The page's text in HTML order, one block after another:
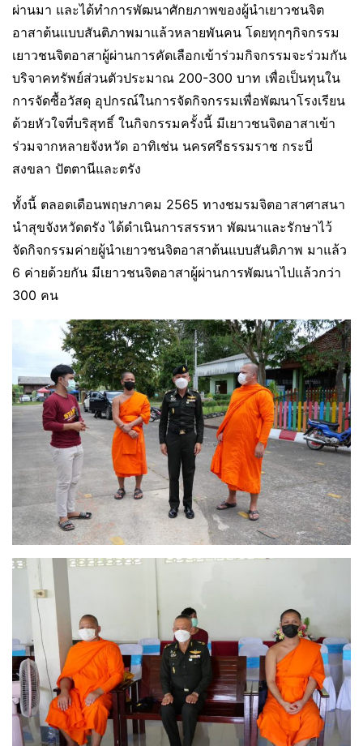
ผ่านมา และได้ทำการพัฒนาศักยภาพของผู้นำเยาวชนจิต
อาสาต้นแบบสันติภาพมาแล้วหลายพันคน โดยทุกๆกิจกรรม
เยาวชนจิตอาสาผู้ผ่านการคัดเลือกเข้าร่วมกิจกรรมจะร่วมกัน
บริจาคทรัพย์ส่วนตัวประมาณ 200-300 บาท เพื่อเป็นทุนใน
การจัดซื้อวัสดุ อุปกรณ์ในการจัดกิจกรรมเพื่อพัฒนาโรงเรียน
ด้วยหัวใจที่บริสุทธิ์ ในกิจกรรมครั้งนี้ มีเยาวชนจิตอาสาเข้า
ร่วมจากหลายจังหวัด อาทิเช่น นครศรีธรรมราช กระบี่
สงขลา ปัตตานีและตรัง
ทั้งนี้ ตลอดเดือนพฤษภาคม 2565 ทางชมรมจิตอาสาศาสนา
นำสุขจังหวัดตรัง ได้ดำเนินการสรรหา พัฒนาและรักษาไว้
จัดกิจกรรมค่ายผู้นำเยาวชนจิตอาสาต้นแบบสันติภาพ มาแล้ว
6 ค่ายด้วยกัน มีเยาวชนจิตอาสาผู้ผ่านการพัฒนาไปแล้วกว่า
300 คน